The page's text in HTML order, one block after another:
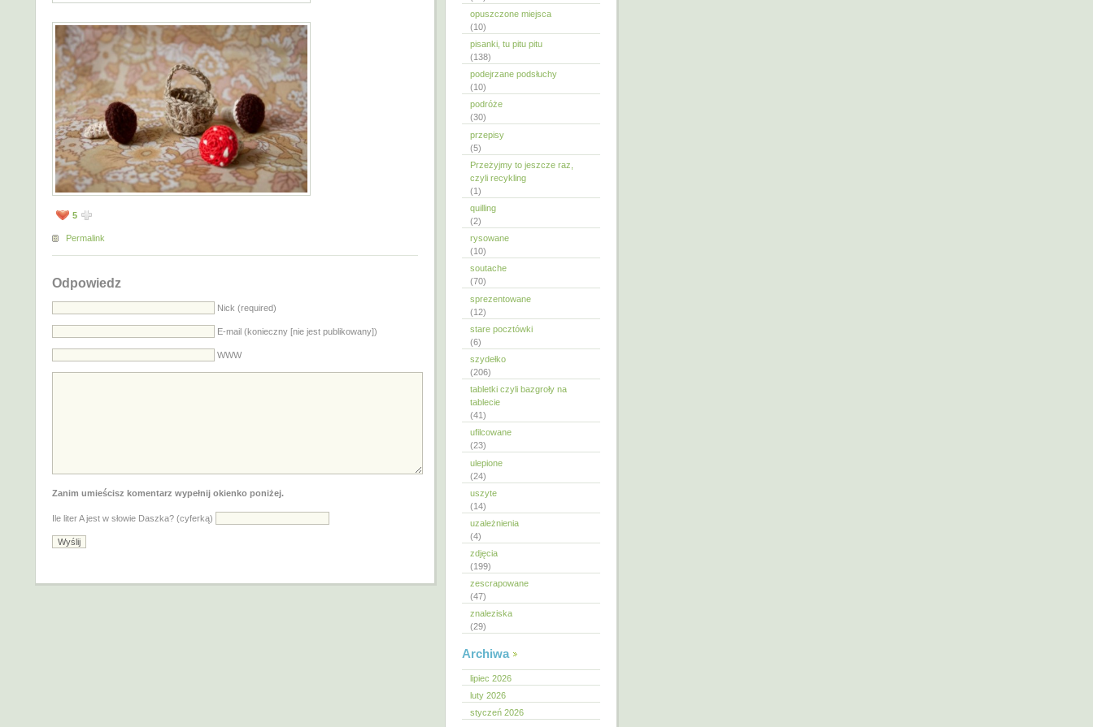
5
Permalink
Odpowiedz
Nick (required)
E-mail (konieczny [nie jest publikowany])
WWW
Zanim umieścisz komentarz wypełnij okienko poniżej.
Ile liter A jest w słowie Daszka? (cyferką)
opuszczone miejsca
(10)
pisanki, tu pitu pitu
(138)
podejrzane podsłuchy
(10)
podróże
(30)
przepisy
(5)
Przeżyjmy to jeszcze raz,
czyli recykling
(1)
quilling
(2)
rysowane
(10)
soutache
(70)
sprezentowane
(12)
stare pocztówki
(6)
szydełko
(206)
tabletki czyli bazgroły na
tablecie
(41)
ufilcowane
(23)
ulepione
(24)
uszyte
(14)
uzależnienia
(4)
zdjęcia
(199)
zescrapowane
(47)
znaleziska
(29)
Archiwa
lipiec 2026
luty 2026
styczeń 2026